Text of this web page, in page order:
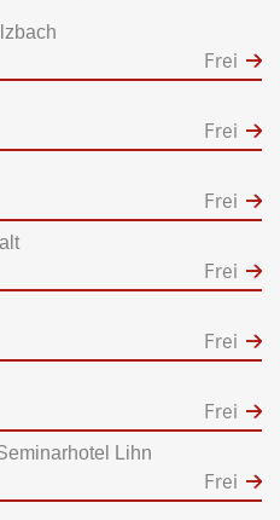
Frei
Frei
Frei
Frei
Frei
Frei
Lihn
Frei